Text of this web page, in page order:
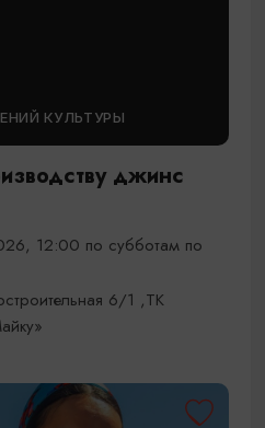
КУЛЬТУРЫ
джинс
12:00 по субботам по
6/1 ,ТК